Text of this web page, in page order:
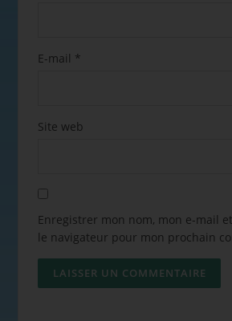
E-mail *
Site web
Enregistrer mon nom, mon e-mail
le navigateur pour mon prochain